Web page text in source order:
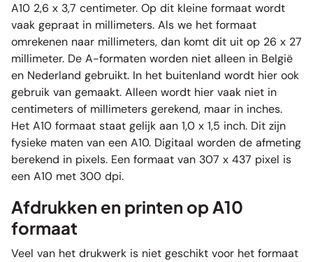
A10 2,6 x 3,7 centimeter. Op dit kleine formaat wordt
vaak gepraat in millimeters. Als we het formaat
omrekenen naar millimeters, dan komt dit uit op 26 x 27
millimeter. De A-formaten worden niet alleen in België
en Nederland gebruikt. In het buitenland wordt hier ook
gebruik van gemaakt. Alleen wordt hier vaak niet in
centimeters of millimeters gerekend, maar in inches.
Het A10 formaat staat gelijk aan 1,0 x 1,5 inch. Dit zijn
fysieke maten van een A10. Digitaal worden de afmeting
berekend in pixels. Een formaat van 307 x 437 pixel is
een A10 met 300 dpi.
Afdrukken en printen op A10
formaat
Veel van het drukwerk is niet geschikt voor het formaat